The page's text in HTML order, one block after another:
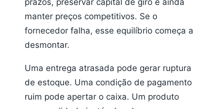
prazos, preservar capital de giro e ainda
manter preços competitivos. Se o
fornecedor falha, esse equilíbrio começa a
desmontar.
Uma entrega atrasada pode gerar ruptura
de estoque. Uma condição de pagamento
ruim pode apertar o caixa. Um produto